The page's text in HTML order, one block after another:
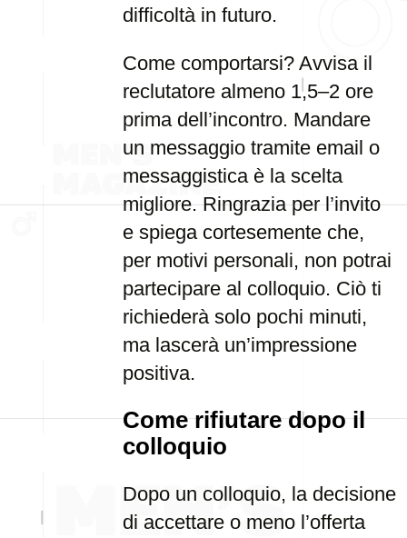
difficoltà in futuro.
Come comportarsi? Avvisa il
reclutatore almeno 1,5–2 ore
prima dell’incontro. Mandare
un messaggio tramite email o
messaggistica è la scelta
migliore. Ringrazia per l’invito
e spiega cortesemente che,
per motivi personali, non potrai
partecipare al colloquio. Ciò ti
richiederà solo pochi minuti,
ma lascerà un’impressione
positiva.
Come rifiutare dopo il
colloquio
Dopo un colloquio, la decisione
di accettare o meno l’offerta